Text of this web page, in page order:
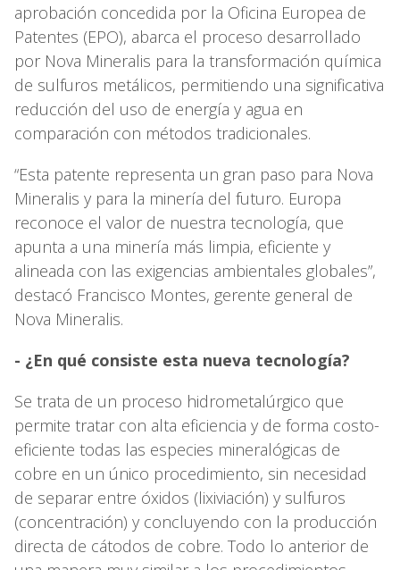
aprobación concedida por la Oficina Europea de
Patentes (EPO), abarca el proceso desarrollado
por Nova Mineralis para la transformación química
de sulfuros metálicos, permitiendo una significativa
reducción del uso de energía y agua en
comparación con métodos tradicionales.
“Esta patente representa un gran paso para Nova
Mineralis y para la minería del futuro. Europa
reconoce el valor de nuestra tecnología, que
apunta a una minería más limpia, eficiente y
alineada con las exigencias ambientales globales”,
destacó Francisco Montes, gerente general de
Nova Mineralis.
- ¿En qué consiste esta nueva tecnología?
Se trata de un proceso hidrometalúrgico que
permite tratar con alta eficiencia y de forma costo-
eficiente todas las especies mineralógicas de
cobre en un único procedimiento, sin necesidad
de separar entre óxidos (lixiviación) y sulfuros
(concentración) y concluyendo con la producción
directa de cátodos de cobre. Todo lo anterior de